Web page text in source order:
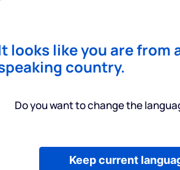
to check
you browse.
Услуги
Русский
looks like you are from
country.
Do you want to change the
Keep current